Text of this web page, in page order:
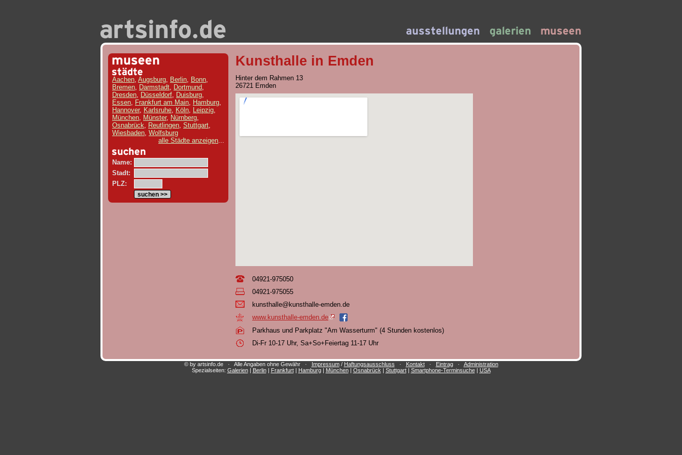
Aachen, Augsburg, Berlin, Bonn,
Bremen, Darmstadt, Dortmund,
Dresden, Düsseldorf, Duisburg,
Essen, Frankfurt am Main, Hamburg,
Hannover, Karlsruhe, Köln, Leipzig,
München, Münster, Nürnberg,
Osnabrück, Reutlingen, Stuttgart,
Wiesbaden, Wolfsburg
alle Städte anzeigen...
Name:
Stadt:
PLZ:
Kunsthalle in Emden
Hinter dem Rahmen 13
26721 Emden
04921-975050
04921-975055
kunsthall e@kunsthalle-emden.de
www.kunsthalle-emden.de
Parkhaus und Parkplatz "Am Wasserturm" (4 Stunden kostenlos)
Di-Fr 10-17 Uhr, Sa+So+Feiertag 11-17 Uhr
© by artsinfo.de · Alle Angaben ohne Gewähr · Impressum/ Haftungsausschluss · Kontakt· Eintrag· Administration
Spezialseiten: Galerien| Berlin| Frankfurt| Hamburg| München| Osnabrück | Stuttgart| Smartphone-Terminsuche| USA